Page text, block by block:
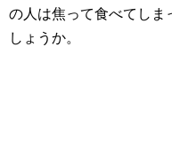
の人は焦って食べてし
しょうか。